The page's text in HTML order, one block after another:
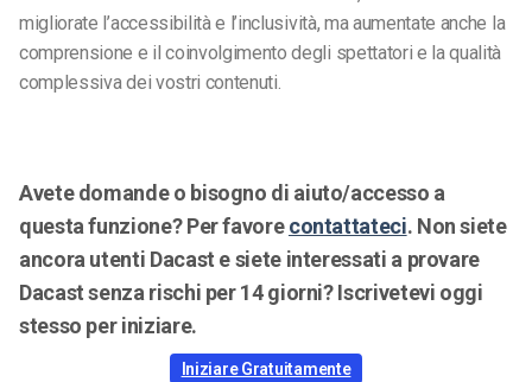
migliorate l’accessibilità e l’inclusività, ma aumentate anche la
comprensione e il coinvolgimento degli spettatori e la qualità
complessiva dei vostri contenuti.
Avete domande o bisogno di aiuto/accesso a
questa funzione? Per favorecontattateci. Non siete
ancora utenti Dacast e siete interessati a provare
Dacast senza rischi per 14 giorni? Iscrivetevi oggi
stesso per iniziare.
Iniziare Gratuitamente